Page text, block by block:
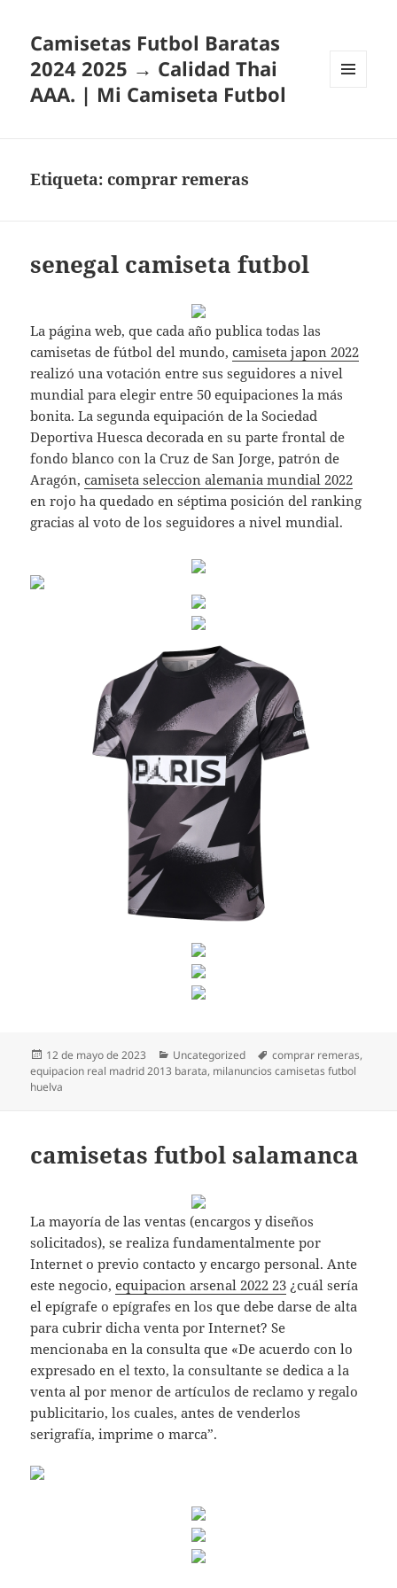
Camisetas Futbol Baratas
2024 2025 → Calidad Thai
AAA. | Mi Camiseta Futbol
Etiqueta:comprar remeras
senegal camiseta futbol
La página web, que cada año publica todas las
camisetas de fútbol del mundo,camiseta japon 2022
realizó una votación entre sus seguidores a nivel
mundial para elegir entre 50 equipaciones la más
bonita. La segunda equipación de la Sociedad
Deportiva Huesca decorada en su parte frontal de
fondo blanco con la Cruz de San Jorge, patrón de
Aragón,camiseta seleccion alemania mundial 2022
en rojo ha quedado en séptima posición del ranking
gracias al voto de los seguidores a nivel mundial.
Publicado
el
12 de mayo de 2023 Categorías
Uncategorized Etiquetas
comprar remeras,
equipacion real madrid 2013 barata, milanuncios camisetas futbol
huelva
camisetas futbol salamanca
La mayoría de las ventas (encargos y diseños
solicitados), se realiza fundamentalmente por
Internet o previo contacto y encargo personal. Ante
este negocio,equipacion arsenal 2022 23 ¿cuál sería
el epígrafe o epígrafes en los que debe darse de alta
para cubrir dicha venta por Internet? Se
mencionaba en la consulta que «De acuerdo con lo
expresado en el texto, la consultante se dedica a la
venta al por menor de artículos de reclamo y regalo
publicitario, los cuales, antes de venderlos
serigrafía, imprime o marca”.